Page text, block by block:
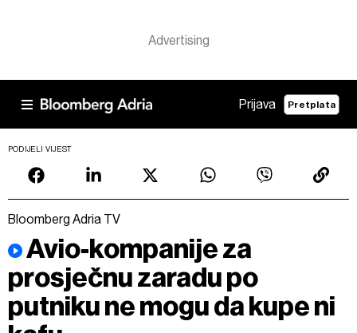
Prijava Pretplata
PODIJELI VIJEST
Bloomberg Adria TV
Avio-kompanije za
prosječnu zaradu po
putniku ne mogu da kupe ni